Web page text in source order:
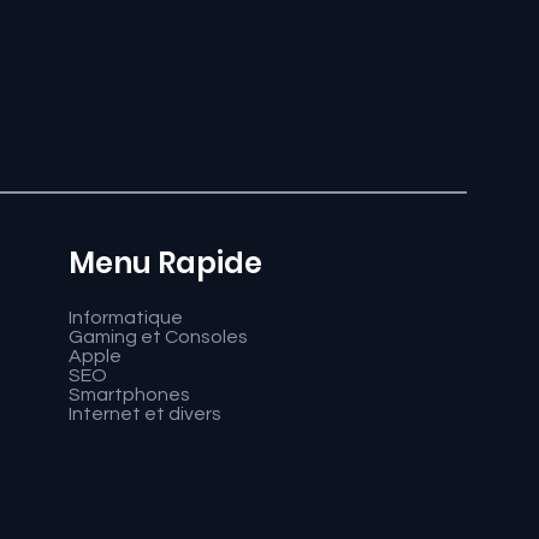
Menu Rapide
Informatique
Gaming et Consoles
Apple
SEO
Smartphones
Internet et divers